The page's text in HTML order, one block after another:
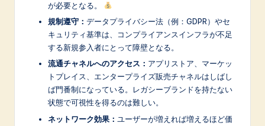
が必要となる。
規制遵守： データプライバシー法（例：GDPR）やセ
キュリティ基準は、コンプライアンスインフラが不足
する新規参入者にとって障壁となる。
流通チャネルへのアクセス： アプリストア、マーケッ
トプレイス、エンタープライズ販売チャネルはしばし
ば門番制になっている。レガシーブランドを持たない
状態で可視性を得るのは難しい。
ネットワーク効果： ユーザーが増えれば増えるほど価